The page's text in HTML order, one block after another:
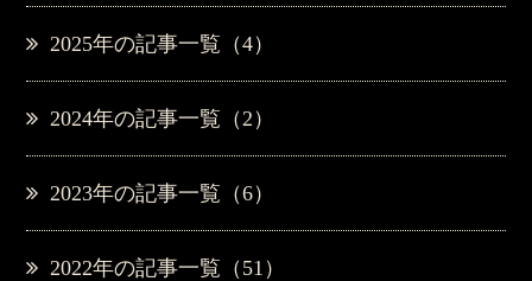
2025年の記事一覧（4）
2024年の記事一覧（2）
2023年の記事一覧（6）
2022年の記事一覧（51）